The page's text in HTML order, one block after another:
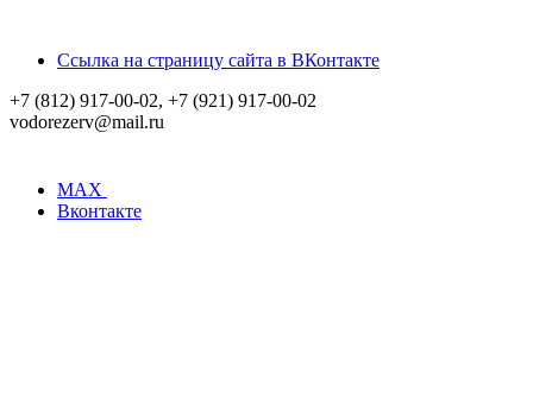
Ссылка на страницу сайта в ВКонтакте
+7 (812) 917-00-02, +7 (921) 917-00-02
vodorezerv@mail.ru
MAX
Вконтакте